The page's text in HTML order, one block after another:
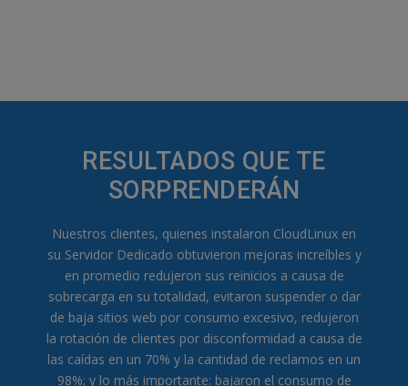
RESULTADOS QUE TE
SORPRENDERÁN
Nuestros clientes, quienes instalaron CloudLinux en
su Servidor Dedicado obtuvieron mejoras increíbles y
en promedio redujeron sus reinicios a causa de
sobrecarga en su totalidad, evitaron suspender o dar
de baja sitios web por consumo excesivo, redujeron
la rotación de clientes por disconformidad a causa de
las caídas en un 70% y la cantidad de reclamos en un
98%; y lo más importante: bajaron el consumo de